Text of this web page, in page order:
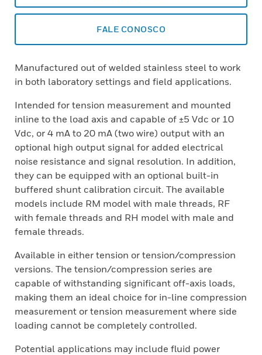
FALE CONOSCO
Manufactured out of welded stainless steel to work
in both laboratory settings and field applications.
Intended for tension measurement and mounted
inline to the load axis and capable of ±5 Vdc or 10
Vdc, or 4 mA to 20 mA (two wire) output with an
optional high output signal for added electrical
noise resistance and signal resolution. In addition,
they can be equipped with an optional built-in
buffered shunt calibration circuit. The available
models include RM model with male threads, RF
with female threads and RH model with male and
female threads.
Available in either tension or tension/compression
versions. The tension/compression series are
capable of withstanding significant off-axis loads,
making them an ideal choice for in-line compression
measurement or tension measurement where side
loading cannot be completely controlled.
Potential applications may include fluid power